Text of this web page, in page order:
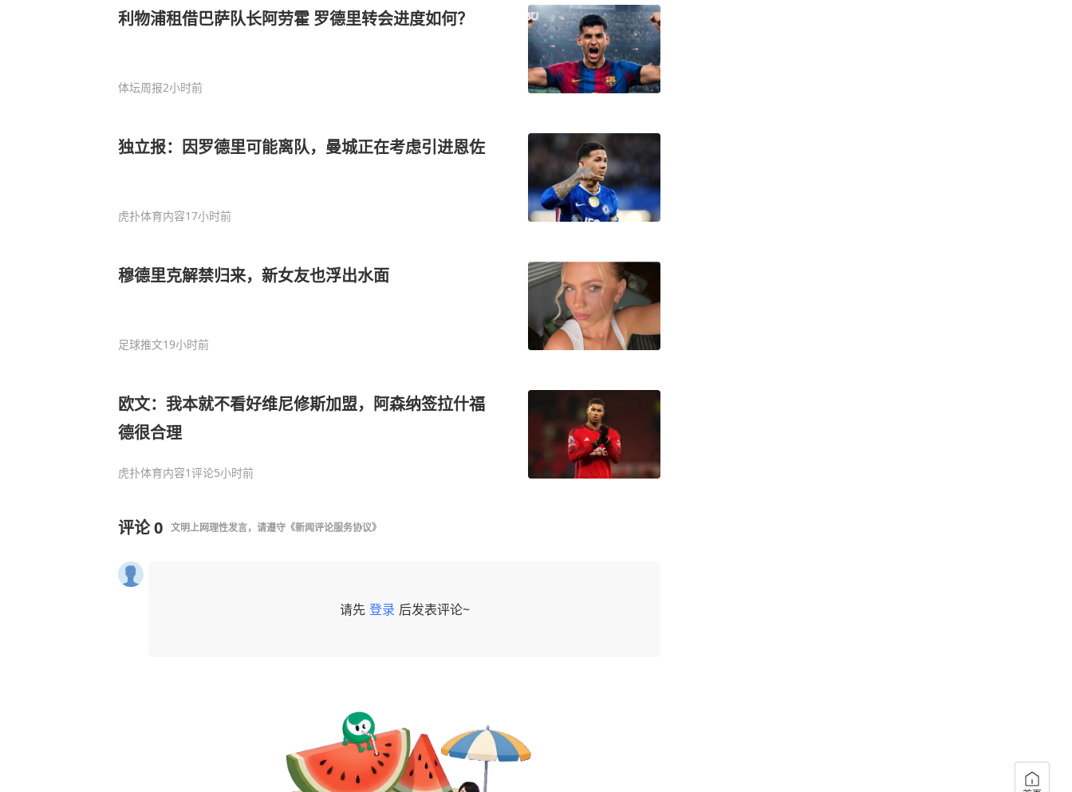
利物浦租借巴萨队长阿劳霍 罗德里转会进度如何？
体坛周报2小时前
独立报：因罗德里可能离队，曼城正在考虑引进恩佐
虎扑体育内容17小时前
穆德里克解禁归来，新女友也浮出水面
足球推文19小时前
欧文：我本就不看好维尼修斯加盟，阿森纳签拉什福
德很合理
虎扑体育内容1评论5小时前
评论0 文明上网理性发言，请遵守 《新闻评论服务协议》
请先 登录 后发表评论~